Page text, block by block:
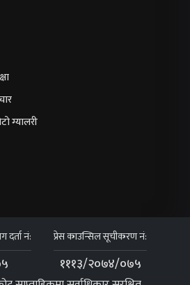
ग्यालरी
दर्ता नं: प्रेस काउन्सिल सूचीकरण नं:
१११३/२०७४/०७५